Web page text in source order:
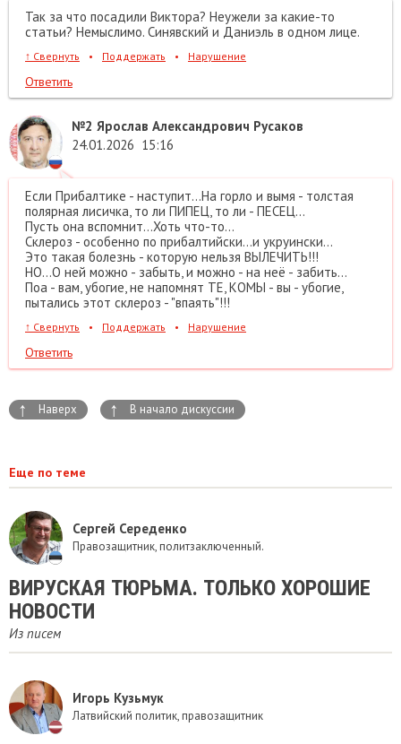
Так за что посадили Виктора? Неужели за какие-то
статьи? Немыслимо. Синявский и Даниэль в одном лице.
↑ Свернуть • Поддержать • Нарушение
Ответить
№2 Ярослав Александрович Русаков
24.01.2026 15:16
Если Прибалтике - наступит...На горло и вымя - толстая
полярная лисичка, то ли ПИПЕЦ, то ли - ПЕСЕЦ...
Пусть она вспомнит...Хоть что-то...
Склероз - особенно по прибалтийски...и укруински...
Это такая болезнь - которую нельзя ВЫЛЕЧИТЬ!!!
НО...О ней можно - забыть, и можно - на неё - забить...
Поа - вам, убогие, не напомнят ТЕ, КОМЫ - вы - убогие,
пытались этот склероз - "впаять"!!!
↑ Свернуть • Поддержать • Нарушение
Ответить
↑ Наверх ↑ В начало дискуссии
Еще по теме
Сергей Середенко
Правозащитник, политзаключенный.
ВИРУСКАЯ ТЮРЬМА. ТОЛЬКО ХОРОШИЕ
НОВОСТИ
Из писем
Игорь Кузьмук
Латвийский политик, правозащитник